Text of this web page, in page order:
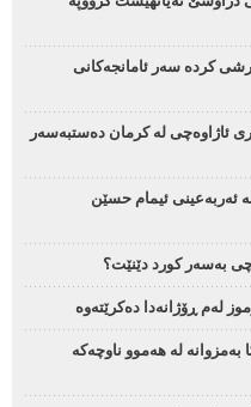
کردە سەر ئامانجەکانی
موساد و 4 چەکداری ئاژاوەچی لە کرمان دەستبەسەر
لە ئەربەعینی ئیمام حسێن
بەسەر کورد دێنێت؟
لەم ڕۆژانەدا دەکرێتەوە
بەمزوانە لە هەموو ناوچەکە